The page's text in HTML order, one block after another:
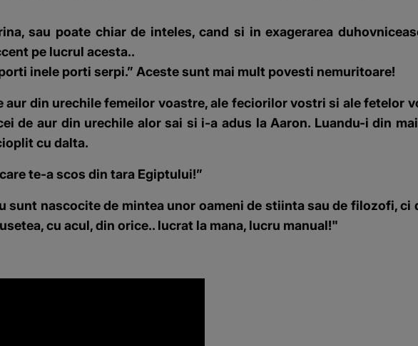
sau poate chiar de inteles, cand si in exagerarea
pe lucrul acesta..
inele porti serpi.” Aceste sunt mai mult povesti nemuritoare!
aur din urechile femeilor voastre, ale feciorilor vostri si ale fetelor
de aur din urechile alor sai si i-a adus la Aaron. Luandu-i din
cu dalta.
te-a scos din tara Egiptului!”
sunt nascocite de mintea unor oameni de stiinta sau de filozofi, ci
cu acul, din orice.. lucrat la mana, lucru manual!"